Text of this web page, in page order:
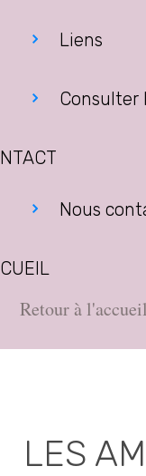
Liens
Consulter
Nous
Retour à l'accueil
LES